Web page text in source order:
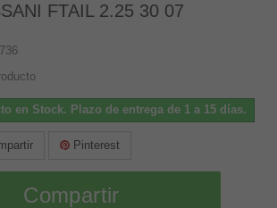
FTAIL 2.25 30 07
en Stock. Plazo de entrega de 1 a 15 días.
Pinterest
Compartir